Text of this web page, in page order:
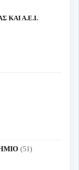
ΚΑΙ Α.Ε.Ι.
(51)